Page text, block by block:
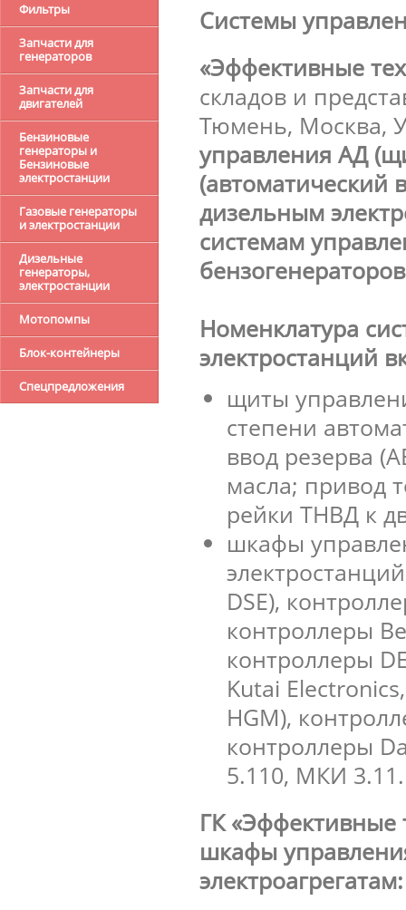
Фильтры
Запчасти для
генераторов
Запчасти для
двигателей
Бензиновые
генераторы и
Бензиновые
электростанции
Газовые генераторы
и электростанции
Дизельные
генераторы,
электростанции
Мотопомпы
Блок-контейнеры
Спецпредложения
Системы
«Эффективные
складов и
Тюмень, Москва,
управления АД
(автоматический
дизельным
системам
Номенклатура
электростанций
щиты
степени
ввод резерва
масла; привод
рейки ТНВД к
шкафы
DSE),
контроллеры
контроллеры
Kutai
HGM),
контроллеры
5.110, МКИ 3.11.
ГК «Эффективные
шкафы
электроагрегатам: